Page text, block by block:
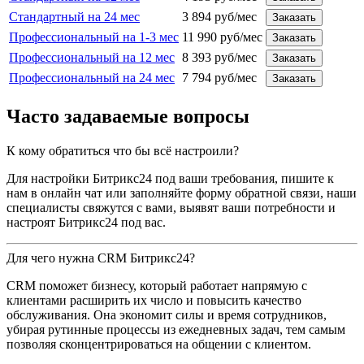
Стандартный на 24 мес 3 894 руб/мес Заказать
Профессиональный на 1-3 мес 11 990 руб/мес Заказать
Профессиональный на 12 мес 8 393 руб/мес Заказать
Профессиональный на 24 мес 7 794 руб/мес Заказать
Часто задаваемые вопросы
К кому обратиться что бы всё настроили?
Для настройки Битрикс24 под ваши требования, пишите к
нам в онлайн чат или заполняйте форму обратной связи, наши
специалисты свяжутся с вами, выявят ваши потребности и
настроят Битрикс24 под вас.
Для чего нужна CRM Битрикс24?
CRM поможет бизнесу, который работает напрямую с
клиентами расширить их число и повысить качество
обслуживания. Она экономит силы и время сотрудников,
убирая рутинные процессы из ежедневных задач, тем самым
позволяя сконцентрироваться на общении с клиентом.